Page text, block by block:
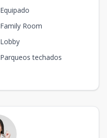
Equipado
Family Room
Lobby
Parqueos techados